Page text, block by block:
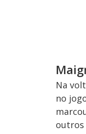
Na
no
outros